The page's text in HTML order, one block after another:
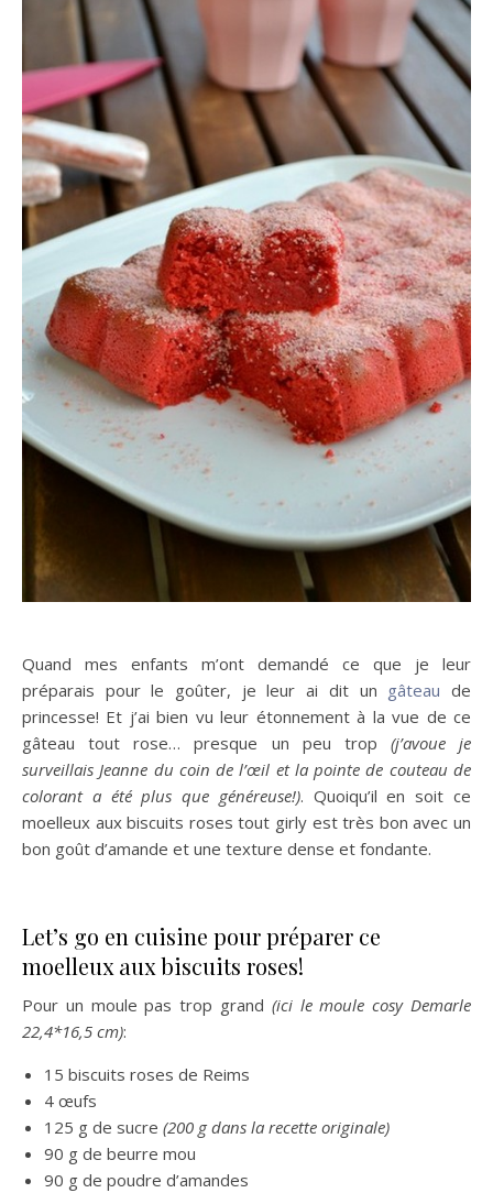
Quand mes enfants m’ont demandé ce que je leur
préparais pour le goûter, je leur ai dit un gâteau de
princesse! Et j’ai bien vu leur étonnement à la vue de ce
gâteau tout rose… presque un peu trop (j’avoue je
surveillais Jeanne du coin de l’œil et la pointe de couteau de
colorant a été plus que généreuse!). Quoiqu’il en soit ce
moelleux aux biscuits roses tout girly est très bon avec un
bon goût d’amande et une texture dense et fondante.
Let’s go en cuisine pour préparer ce
moelleux aux biscuits roses!
Pour un moule pas trop grand (ici le moule cosy Demarle
22,4*16,5 cm):
15 biscuits roses de Reims
4 œufs
125 g de sucre (200 g dans la recette originale)
90 g de beurre mou
90 g de poudre d’amandes